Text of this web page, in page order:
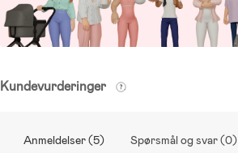
Kundevurderinger
Anmeldelser (5) Spørsmål og svar (0)